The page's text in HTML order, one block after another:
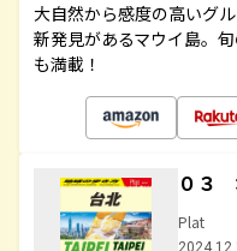
大自然から感度の高いグ
新発見があるマウイ島。
も満載！
０３
Plat